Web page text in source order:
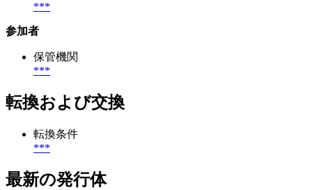
***
参加者
保管機関
***
転換および交換
転換条件
***
最新の発行体